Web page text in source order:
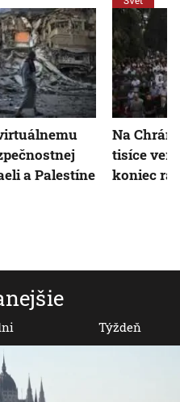
Týždeň
a Palestíne
Na
tisíce
koniec